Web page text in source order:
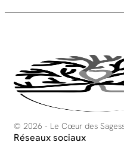
© 2026 - Le Cœur des
Réseaux sociaux